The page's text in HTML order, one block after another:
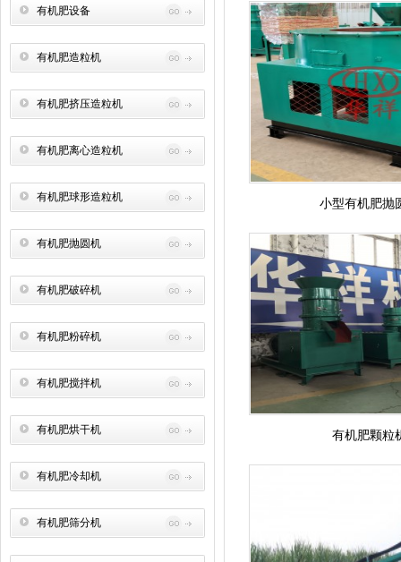
有机肥设备
有机肥造粒机
有机肥挤压造粒机
有机肥离心造粒机
有机肥球形造粒机
有机肥抛圆机
有机肥破碎机
有机肥粉碎机
有机肥搅拌机
有机肥烘干机
有机肥冷却机
有机肥筛分机
小型有机肥抛
有机肥颗粒